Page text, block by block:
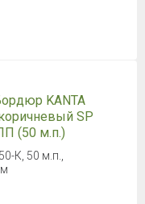
KANTA
SP
(50 м.п.)
К, 50 м.п.,